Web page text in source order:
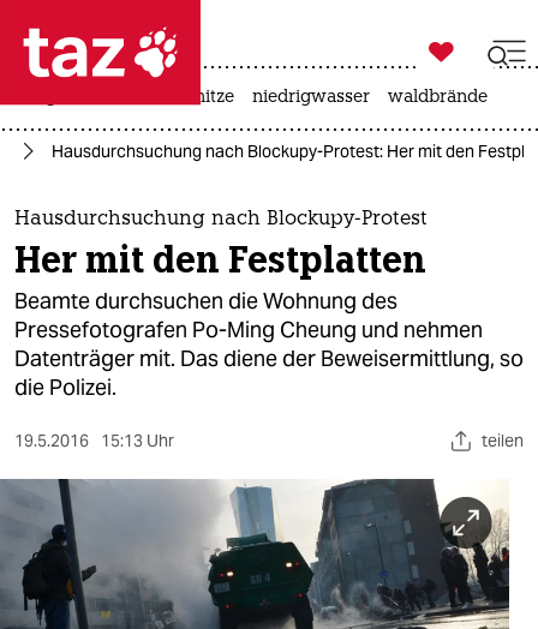
 taz zahl ich
taz zahl ich
themen
politik
öko
gesellschaft
kultur
sport
berlin
nord

taz zahl ich
hitze niedrigwasser waldbrände
Hausdurchsuchung nach Blockupy-Protest: Her mit den
Hausdurchsuchung nach Blockupy-Protest
Her mit den Festplatten
Beamte durchsuchen die Wohnung des
Pressefotografen Po-Ming Cheung und nehmen
Datenträger mit. Das diene der Beweisermittlung, so
die Polizei.
19.5.2016 15:13 Uhr teilen